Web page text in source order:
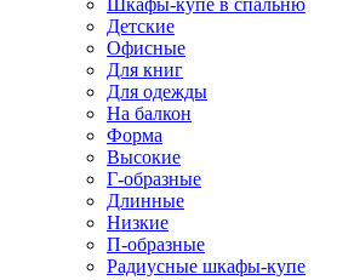
Шкафы-купе в спальню
Детские
Офисные
Для книг
Для одежды
На балкон
Форма
Высокие
Г-образные
Длинные
Низкие
П-образные
Радиусные шкафы-купе